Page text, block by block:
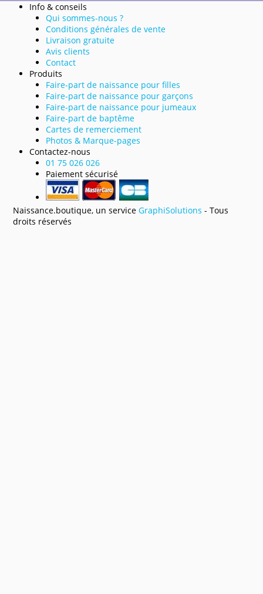
Info & conseils
Qui sommes-nous ?
Conditions générales de vente
Livraison gratuite
Avis clients
Contact
Produits
Faire-part de naissance pour filles
Faire-part de naissance pour garçons
Faire-part de naissance pour jumeaux
Faire-part de baptême
Cartes de remerciement
Photos & Marque-pages
Contactez-nous
01 75 026 026
Paiement sécurisé
Naissance.boutique, un serviceGraphiSolutions - Tous
droits réservés